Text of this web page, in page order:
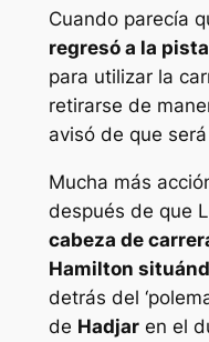
Cuando parecía
regresó a la
para utilizar la
retirarse de
avisó de que
Mucha más
después de que L
cabeza de
Hamilton
detrás del
de Hadjaren el